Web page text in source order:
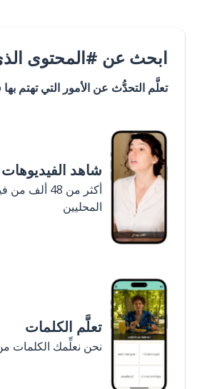
ابحث عن #المحتوى
تعلَّم التحدُّث عن الأمور التي تهتم بها
شاهد الفيديوهات
أكثر من 48
المحليين
تعلَّم الكلمات
نحن نعلِّمك الكلمات